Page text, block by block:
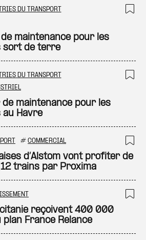
DU TRANSPORT
maintenance pour les
sort de terre
DU TRANSPORT
de maintenance pour les
Havre
# COMMERCIAL
d’Alstom vont profiter de
12 trains par Proxima
reçoivent 400 000
France Relance